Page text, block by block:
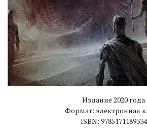
Издание 2020 года
Формат: электронная
ISBN: 9785171189334